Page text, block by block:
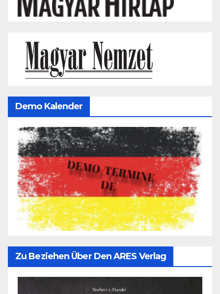
Demo Kalender
Zu Beziehen Über Den ARES Verlag